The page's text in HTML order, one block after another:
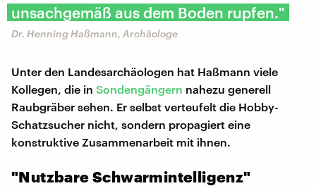
unsachgemäß aus dem Boden rupfen."
Dr. Henning Haßmann, Archäologe
Unter den Landesarchäologen hat Haßmann viele
Kollegen, die in Sondengängern nahezu generell
Raubgräber sehen. Er selbst verteufelt die Hobby-
Schatzsucher nicht, sondern propagiert eine
konstruktive Zusammenarbeit mit ihnen.
"Nutzbare Schwarmintelligenz"